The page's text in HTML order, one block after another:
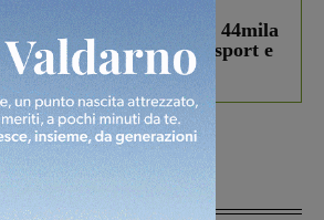
Smart Cities, oltre 44mila
torna il bando per lo sport e
Estrair